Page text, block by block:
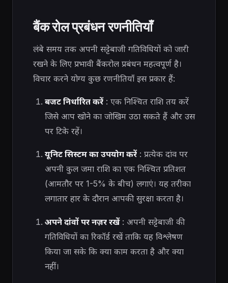
बैंक रोल प्रबंधन रणनीतियाँ
लंबे समय तक अपनी सट्टेबाजी गतिविधियों को जारी
रखने के लिए प्रभावी बैंकरोल प्रबंधन महत्वपूर्ण है।
विचार करने योग्य कुछ रणनीतियाँ इस प्रकार हैं:
बजट निर्धारित करें: एक निश्चित राशि तय करें
जिसे आप खोने का जोखिम उठा सकते हैं और उस
पर टिके रहें।
यूनिट सिस्टम का उपयोग करें: प्रत्येक दांव पर
अपनी कुल जमा राशि का एक निश्चित प्रतिशत
(आमतौर पर 1-5% के बीच) लगाएं। यह तरीका
लगातार हार के दौरान आपकी सुरक्षा करता है।
अपने दांवों पर नज़र रखें: अपनी सट्टेबाजी की
गतिविधियों का रिकॉर्ड रखें ताकि यह विश्लेषण
किया जा सके कि क्या काम करता है और क्या
नहीं।